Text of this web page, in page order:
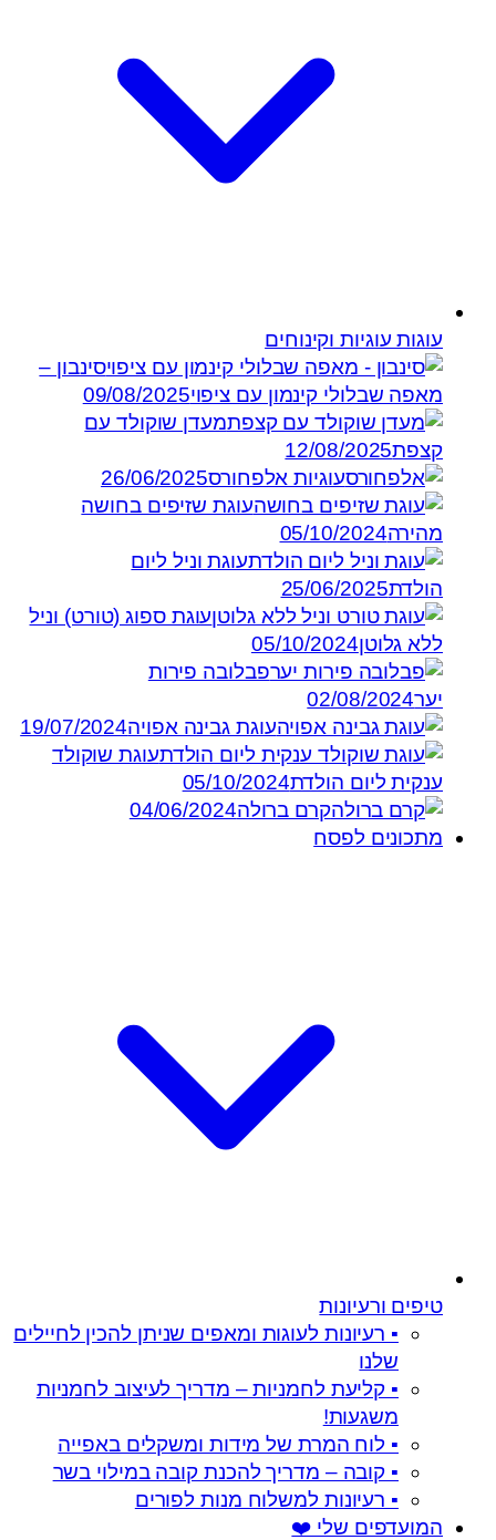
עוגות עוגיות וקינוחים
סינבון –
מאפה שבלולי קינמון עם ציפוי09/08/2025
מעדן שוקולד עם
קצפת12/08/2025
עוגיות אלפחורס26/06/2025
עוגת שזיפים בחושה
מהירה05/10/2024
עוגת וניל ליום
הולדת25/06/2025
עוגת ספוג (טורט) וניל
ללא גלוטן05/10/2024
פבלובה פירות
יער02/08/2024
עוגת גבינה אפויה19/07/2024
עוגת שוקולד
ענקית ליום הולדת05/10/2024
קרם ברולה04/06/2024
מתכונים לפסח
טיפים ורעיונות
▪️ רעיונות לעוגות ומאפים שניתן להכין לחיילים
שלנו
▪️ קליעת לחמניות – מדריך לעיצוב לחמניות
משגעות!
▪️ לוח המרת של מידות ומשקלים באפייה
▪️ קובה – מדריך להכנת קובה במילוי בשר
▪️ רעיונות למשלוח מנות לפורים
המועדפים שלי ❤️